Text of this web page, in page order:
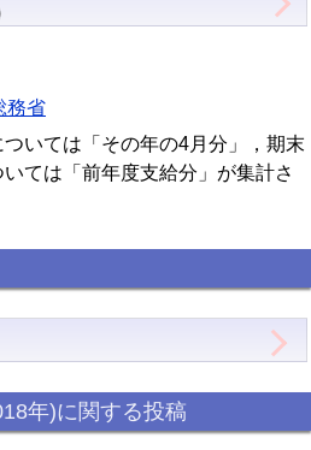
務省
いては「その年の4月分」，期末
ては「前年度支給分」が集計さ
年)に関する投稿